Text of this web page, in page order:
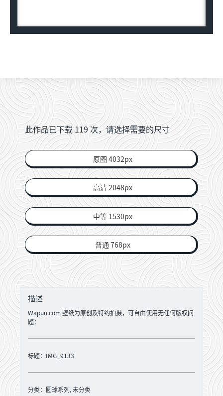
此作品已下载119 次，请选择需要的尺寸
原图 4032px
高清 2048px
中等 1530px
普通 768px
描述
Wapuu.com 壁纸为原创及特约拍摄，可自由使用无任何版权问
题：
标题：IMG_9133
分类： 圆球系列,未分类